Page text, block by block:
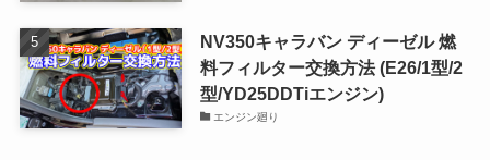
NV350キャラバン ディーゼル 燃
料フィルター交換方法 (E26/1型/2
型/YD25DDTiエンジン)
エンジン廻り